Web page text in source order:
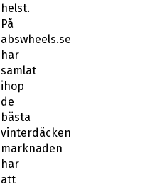
helst.
På
abswheels.se
har
samlat
ihop
de
bästa
vinterdäcken
marknaden
har
att